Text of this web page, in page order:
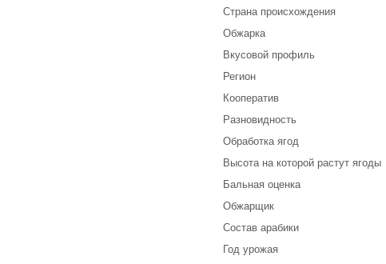
Страна происхождения
Обжарка
Вкусовой профиль
Регион
Кооператив
Разновидность
Обработка ягод
Высота на которой растут ягоды
Бальная оценка
Обжарщик
Состав арабики
Год урожая